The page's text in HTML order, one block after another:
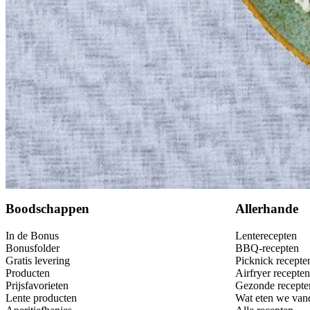
Boodschappen
In de Bonus
Bonusfolder
Gratis levering
Producten
Prijsfavorieten
Lente producten
Allerhande
Lenterecepten
BBQ-recepten
Picknick
Airfryer recepten
Gezonde
Wat eten we